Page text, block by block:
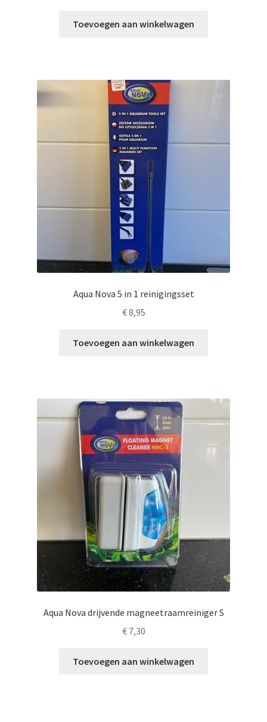
Toevoegen aan winkelwagen
Aqua Nova 5 in 1 reinigingsset
€8,95
Toevoegen aan winkelwagen
Aqua Nova drijvende magneetraamreiniger S
€7,30
Toevoegen aan winkelwagen